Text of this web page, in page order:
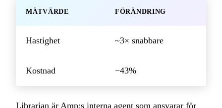
MÄTVÄRDE FÖRÄNDRING
Hastighet ~3× snabbare
Kostnad −43%
Librarian är Amp:s interna agent som ansvarar för